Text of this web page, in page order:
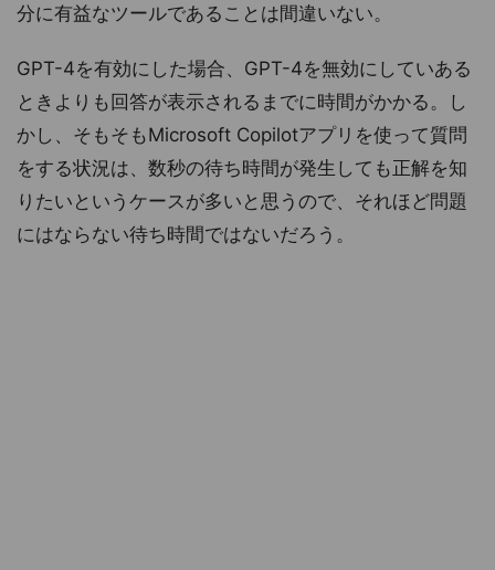
分に有益なツールであることは間違いない。
GPT-4を有効にした場合、GPT-4を無効にしていある
ときよりも回答が表示されるまでに時間がかかる。し
かし、そもそもMicrosoft Copilotアプリを使って質問
をする状況は、数秒の待ち時間が発生しても正解を知
りたいというケースが多いと思うので、それほど問題
にはならない待ち時間ではないだろう。